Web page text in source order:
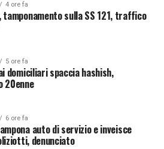
4 ore fa
tamponamento sulla SS 121, traffico
5 ore fa
domiciliari spaccia hashish,
20enne
6 ore fa
auto di servizio e inveisce
denunciato